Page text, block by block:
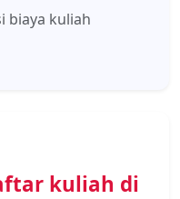
biaya kuliah
kuliah di